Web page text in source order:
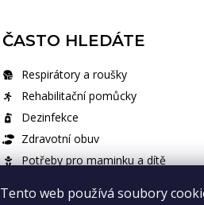
Tento web používá soubory
ČASTO HLEDÁTE
Respirátory a roušky
Rehabilitační pomůcky
Dezinfekce
Zdravotní obuv
Potřeby pro maminku a dítě